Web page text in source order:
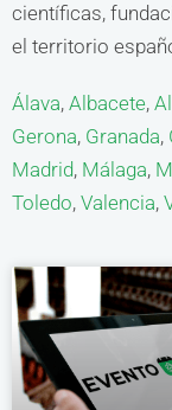
científicas,
el territorio
Álava, Albacete,
Gerona, Granada,
Madrid, Málaga,
Toledo, Valencia,